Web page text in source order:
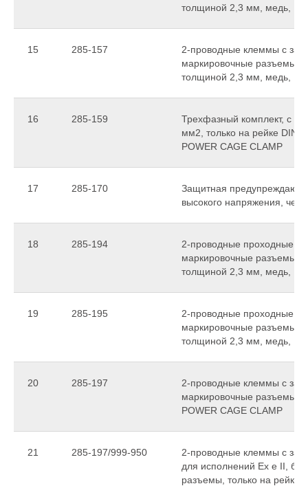
толщиной 2,3 мм, медь,
15 285-157
2-проводные клеммы с
маркировочные разъемы,
толщиной 2,3 мм, медь,
16 285-159
Трехфазный комплект, с
мм2, только на рейке DIN
POWER CAGE CLAMP
17 285-170
Защитная
высокого напряжения,
18 285-194
2-проводные проходные
маркировочные разъемы,
толщиной 2,3 мм, медь,
19 285-195
2-проводные проходные
маркировочные разъемы,
толщиной 2,3 мм, медь,
20 285-197
2-проводные клеммы с
маркировочные разъемы,
POWER CAGE CLAMP
21 285-197/999-950
2-проводные клеммы с
для исполнений Ex e II,
разъемы, только на рейке